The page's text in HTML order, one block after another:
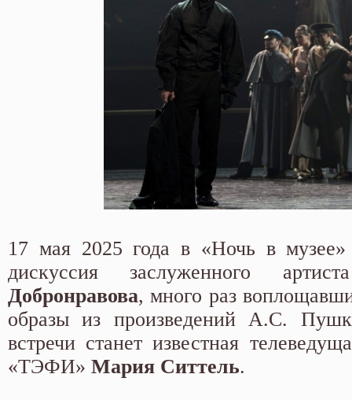
17 мая 2025 года в «Ночь в музее»
дискуссия заслуженного
Добронравова, много раз
образы из произведений А.С.
встречи станет известная
«ТЭФИ» Мария Ситтель.